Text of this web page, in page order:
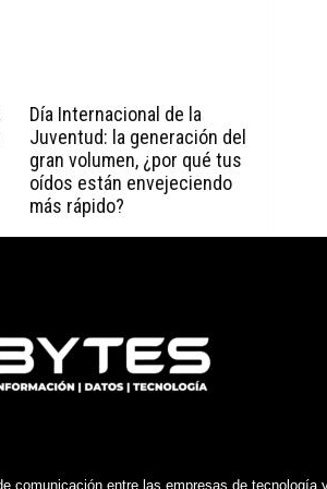
Día Internacional de la
Juventud: la generación del
gran volumen, ¿por qué tus
oídos están envejeciendo
más rápido?
comunicación entre las empresas de tecnología